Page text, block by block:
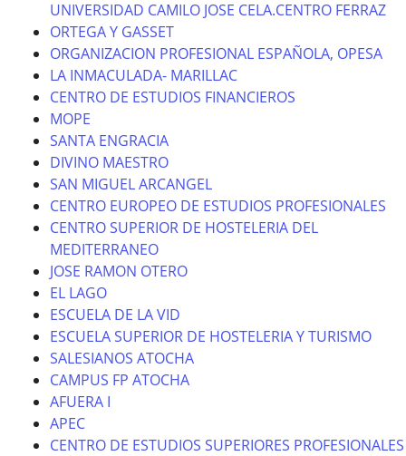
UNIVERSIDAD CAMILO JOSE CELA.CENTRO FERRAZ
ORTEGA Y GASSET
ORGANIZACION PROFESIONAL ESPAÑOLA, OPESA
LA INMACULADA- MARILLAC
CENTRO DE ESTUDIOS FINANCIEROS
MOPE
SANTA ENGRACIA
DIVINO MAESTRO
SAN MIGUEL ARCANGEL
CENTRO EUROPEO DE ESTUDIOS PROFESIONALES
CENTRO SUPERIOR DE HOSTELERIA DEL
MEDITERRANEO
JOSE RAMON OTERO
EL LAGO
ESCUELA DE LA VID
ESCUELA SUPERIOR DE HOSTELERIA Y TURISMO
SALESIANOS ATOCHA
CAMPUS FP ATOCHA
AFUERA I
APEC
CENTRO DE ESTUDIOS SUPERIORES PROFESIONALES